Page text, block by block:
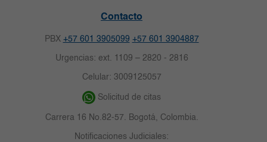
Contacto
PBX +57 601 3905099 +57 601 3904887
Urgencias: ext. 1109 – 2820 - 2816
Celular: 3009125057
Solicitud de citas
Carrera 16 No.82-57. Bogotá, Colombia.
Notificaciones Judiciales: